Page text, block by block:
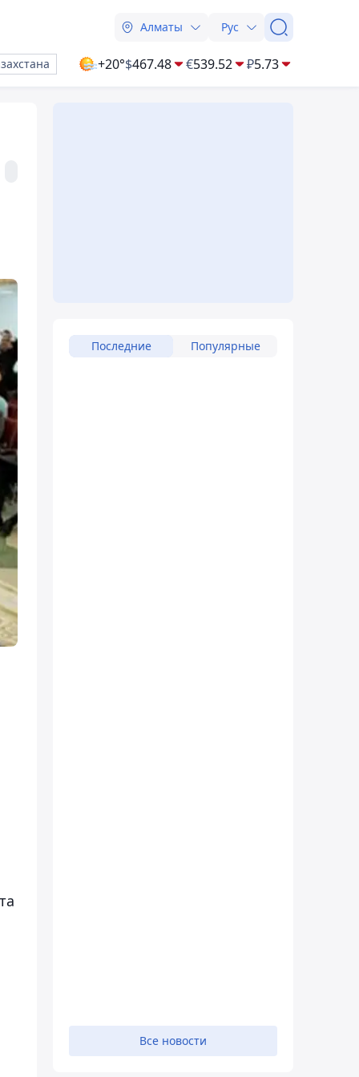
Алматы Рус
+20°$467.48 €539.52 ₽5.73
Последние Популярные
Все новости